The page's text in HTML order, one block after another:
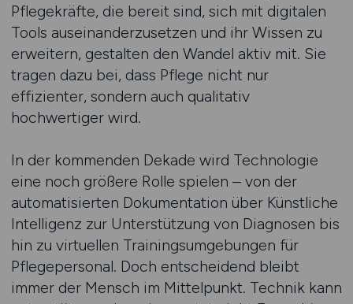
Pflegekräfte, die bereit sind, sich mit digitalen
Tools auseinanderzusetzen und ihr Wissen zu
erweitern, gestalten den Wandel aktiv mit. Sie
tragen dazu bei, dass Pflege nicht nur
effizienter, sondern auch qualitativ
hochwertiger wird.
In der kommenden Dekade wird Technologie
eine noch größere Rolle spielen – von der
automatisierten Dokumentation über Künstliche
Intelligenz zur Unterstützung von Diagnosen bis
hin zu virtuellen Trainingsumgebungen für
Pflegepersonal. Doch entscheidend bleibt
immer der Mensch im Mittelpunkt. Technik kann